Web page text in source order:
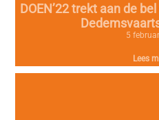
DOEN’22 trekt aan de
5
Lees